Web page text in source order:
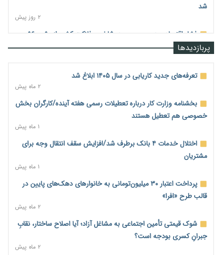
شد
۲ روز پیش
فشار اقتصادی در مسیر صعود؛ شاخص فلاکت کشور از ۹۰ به ۹۶
درصد رسید
رشد ۷۵ هزار میلیاردی بازار خرید اعتباری؛ فین‌تک‌ها وارد میدان
احتمال اختلال ۲۴ ساعته در سامانه‌های تأمین اجتماعی
۲ روز پیش
آغاز اجرای پایلوت «ردا کارت» برای دانشجویان تحصیلات تکمیلی
محدودیت تازه برای شبکه بانکی؛ افزایش سپرده قانونی با هدف
کنترل تورم
ترمز تولید خودرو کشیده شد؛ افت ۲۵ درصدی تیراژ ایران‌خودرو،
سایپا و پارس‌خودرو
پربازدیدها
تعرفه‌های جدید کاریابی در سال ۱۴۰۵ ابلاغ شد
۲ ماه پیش
بخشنامه وزارت کار درباره تعطیلات رسمی هفته آینده/کارگران بخش
خصوصی هم تعطیل هستند
۱ ماه پیش
اختلال خدمات ۴ بانک برطرف شد/افزایش سقف انتقال وجه برای
مشتریان
۱ ماه پیش
پرداخت اعتبار ۳۰ میلیون‌تومانی به خانوارهای دهک‌های پایین در
قالب طرح «افرا»
۲ ماه پیش
شوک قیمتی تأمین اجتماعی به مشاغل آزاد؛ آیا اصلاح ساختار، نقابِ
جبرانِ کسری بودجه است؟
۲ ماه پیش